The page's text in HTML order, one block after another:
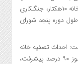
جنگل کاری رادیو بعثت ۹۰هکتار، جنگل کاری چایخانه ۱۰هکتار، جنگلکاری
و در مجموع ۵۵۰ هکتار در طول دوره پنجم شورای
احداث تصفیه خانه
لوکال مهرویلا، احداث تصفیه خانه لوکال دانش آموز ۹۰ درصد پیشرفت،